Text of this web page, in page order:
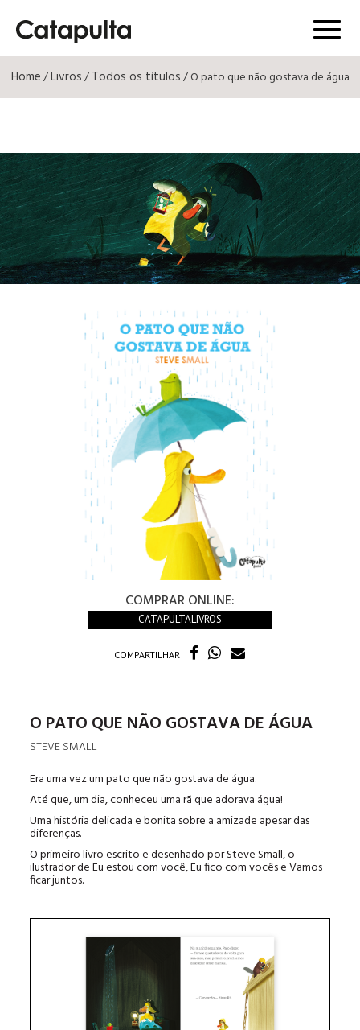
Menú
Home/Livros/Todos os títulos/ O pato que não gostava de água
COMPRAR ONLINE:
CATAPULTALIVROS
COMPARTILHAR
O PATO QUE NÃO GOSTAVA DE ÁGUA
STEVE SMALL
Era uma vez um pato que não gostava de água.
Até que, um dia, conheceu uma rã que adorava água!
Uma história delicada e bonita sobre a amizade apesar das
diferenças.
O primeiro livro escrito e desenhado por Steve Small, o
ilustrador de Eu estou com você, Eu fico com vocês e Vamos
ficar juntos.